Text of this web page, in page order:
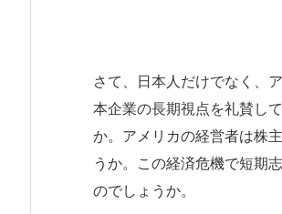
さて、日本人だけでなく、
本企業の長期視点を礼賛し
か。アメリカの経営者は株
うか。この経済危機で短期
のでしょうか。